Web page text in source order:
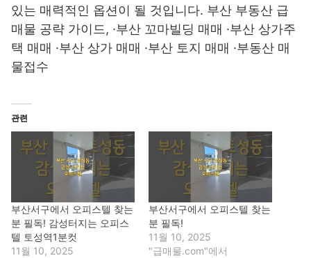
있는 매력적인 옵션이 될 것입니다. 부산 부동산 급
매물 공략 가이드, ·부산 꼬마빌딩 매매 ·부산 상가주
택 매매 ·부산 상가 매매 ·부산 토지 매매 ·부동산 매
물접수
관련
부산서구에서 오피스텔 찾는
분 필독! 감성터지는 오피스
텔 토성역1분컷
11월 10, 2025
부산서구에서 오피스텔 찾는
분 필독!
11월 10, 2025
"급매물.com"에서